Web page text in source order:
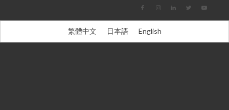
繁體中文 日本語 English